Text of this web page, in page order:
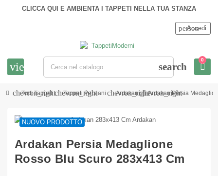
CLICCA QUI E AMBIENTA I TAPPETI NELLA TUA STANZA
view_headline search
person
Accedi
0
chevron_right
Tutti Tappeti chevron_right
Tappeti Persiani chevron_right
Ardakanchevron_right
Ardakan Persia
NUOVO PRODOTTO
Ardakan Persia Medaglione
Rosso Blu Scuro 283x413 Cm